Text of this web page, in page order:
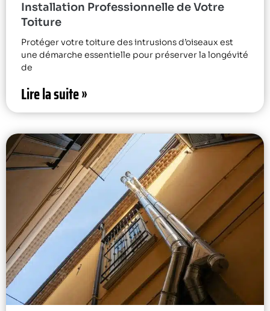
Installation Professionnelle de Votre
Toiture
Protéger votre toiture des intrusions d’oiseaux est
une démarche essentielle pour préserver la longévité
de
Lire la suite »